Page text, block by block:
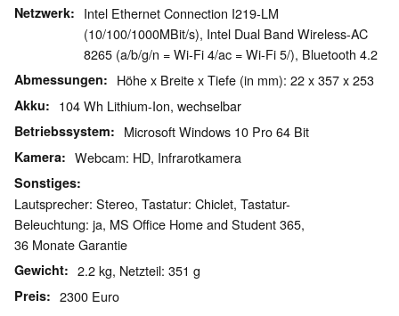
Netzwerk
Intel Ethernet Connection I219-LM
(10/100/1000MBit/s), Intel Dual Band Wireless-AC
8265 (a/b/g/n = Wi-Fi 4/ac = Wi-Fi 5/), Bluetooth 4.2
Abmessungen Höhe x Breite x Tiefe (in mm): 22 x 357 x 253
Akku 104 Wh Lithium-Ion, wechselbar
Betriebssystem Microsoft Windows 10 Pro 64 Bit
Kamera Webcam: HD, Infrarotkamera
Sonstiges
Lautsprecher: Stereo, Tastatur: Chiclet, Tastatur-
Beleuchtung: ja, MS Office Home and Student 365,
36 Monate Garantie
Gewicht 2.2 kg, Netzteil: 351 g
Preis 2300 Euro